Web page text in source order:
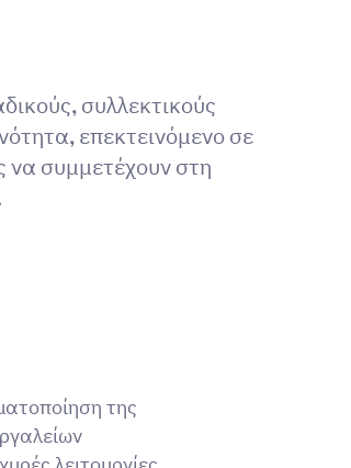
συλλεκτικούς
επεκτεινόμενο σε
να συμμετέχουν στη
της